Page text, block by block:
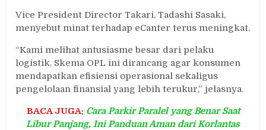
Vice President Director Takari, Tadashi Sasaki,
menyebut minat terhadap eCanter terus meningkat.
“Kami melihat antusiasme besar dari pelaku
logistik. Skema OPL ini dirancang agar konsumen
mendapatkan efisiensi operasional sekaligus
pengelolaan finansial yang lebih terukur,” jelasnya.
BACA JUGA: Cara Parkir Paralel yang Benar Saat
Libur Panjang, Ini Panduan Aman dari Korlantas